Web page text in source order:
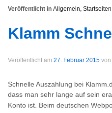
Veröffentlicht in Allgemein, Startseiten
Klamm
Veröffentlicht am 27. Februar 2015 von
Schnelle Auszahlung bei
dass man sehr lange auf sein
Konto ist. Beim deutschen